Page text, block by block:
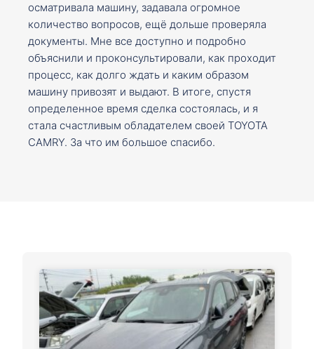
осматривала машину, задавала огромное
количество вопросов, ещё дольше проверяла
документы. Мне все доступно и подробно
объяснили и проконсультировали, как проходит
процесс, как долго ждать и каким образом
машину привозят и выдают. В итоге, спустя
определенное время сделка состоялась, и я
стала счастливым обладателем своей TOYOTA
CAMRY. За что им большое спасибо.